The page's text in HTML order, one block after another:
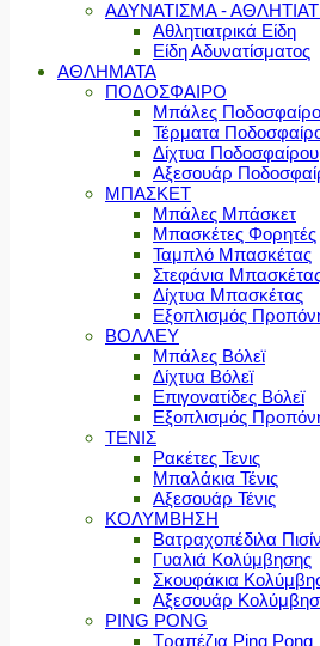
ΑΔΥΝΑΤΙΣΜΑ -
Αθλητιατρικά Είδη
Είδη Αδυνατίσματος
ΑΘΛΗΜΑΤΑ
ΠΟΔΟΣΦΑΙΡΟ
Μπάλες
Τέρματα
Δίχτυα Ποδοσφαίρου
Αξεσουάρ
ΜΠΑΣΚΕΤ
Μπάλες Μπάσκετ
Μπασκέτες Φορητές
Ταμπλό Μπασκέτας
Στεφάνια
Δίχτυα Μπασκέτας
Εξοπλισμός
ΒΟΛΛΕΥ
Μπάλες Βόλεϊ
Δίχτυα Βόλεϊ
Επιγονατίδες Βόλεϊ
Εξοπλισμός
ΤΕΝΙΣ
Ρακέτες Τενις
Μπαλάκια Τένις
Αξεσουάρ Τένις
ΚΟΛΥΜΒΗΣΗ
Βατραχοπέδιλα
Γυαλιά Κολύμβησης
Σκουφάκια
Αξεσουάρ
PING PONG
Τραπέζια Ping Pong